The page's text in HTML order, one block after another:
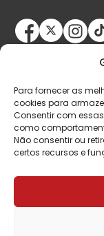
Para fornecer as
cookies para
Consentir com
como
Não consentir ou
certos recursos e
© Copyright